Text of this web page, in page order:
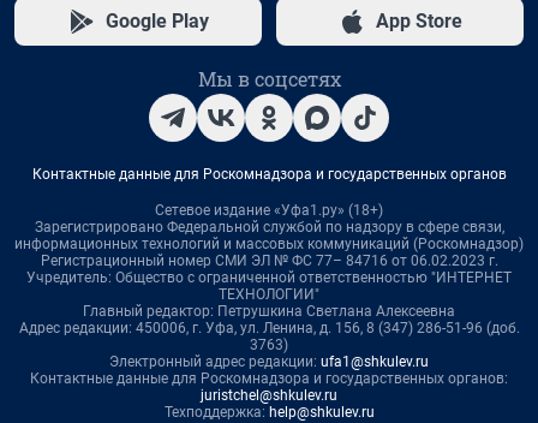
Google Play App Store
Мы в соцсетях
Контактные данные для Роскомнадзора и государственных органов
Сетевое издание «Уфа1.ру» (18+)
Зарегистрировано Федеральной службой по надзору в сфере связи,
информационных технологий и массовых коммуникаций (Роскомнадзор)
Регистрационный номер СМИ ЭЛ № ФС 77– 84716 от 06.02.2023 г.
Учредитель: Общество с ограниченной ответственностью "ИНТЕРНЕТ
ТЕХНОЛОГИИ"
Главный редактор: Петрушкина Светлана Алексеевна
Адрес редакции: 450006, г. Уфа, ул. Ленина, д. 156, 8 (347) 286-51-96 (доб.
3763)
Электронный адрес редакции: ufa1@shkulev.ru
Контактные данные для Роскомнадзора и государственных органов:
juristchel@shkulev.ru
Техподдержка: help@shkulev.ru